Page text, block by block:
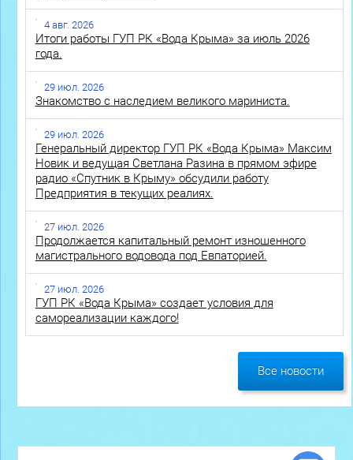
4 авг. 2026
Итоги работы ГУП РК «Вода Крыма» за июль 2026
года.
29 июл. 2026
Знакомство с наследием великого мариниста.
29 июл. 2026
Генеральный директор ГУП РК «Вода Крыма» Максим
Новик и ведущая Светлана Разина в прямом эфире
радио «Спутник в Крыму» обсудили работу
Предприятия в текущих реалиях.
27 июл. 2026
Продолжается капитальный ремонт изношенного
магистрального водовода под Евпаторией.
27 июл. 2026
ГУП РК «Вода Крыма» создает условия для
самореализации каждого!
Все новости